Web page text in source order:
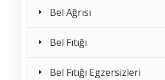
Bel Ağrısı
Bel Fıtığı
Bel Fıtığı Egzersizleri